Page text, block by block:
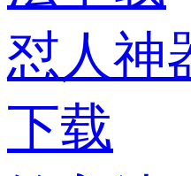
怼人神
下载